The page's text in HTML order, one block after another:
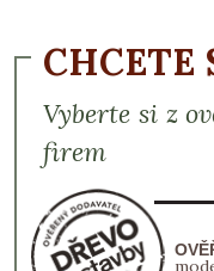
CHCETE
Vyberte si z
firem